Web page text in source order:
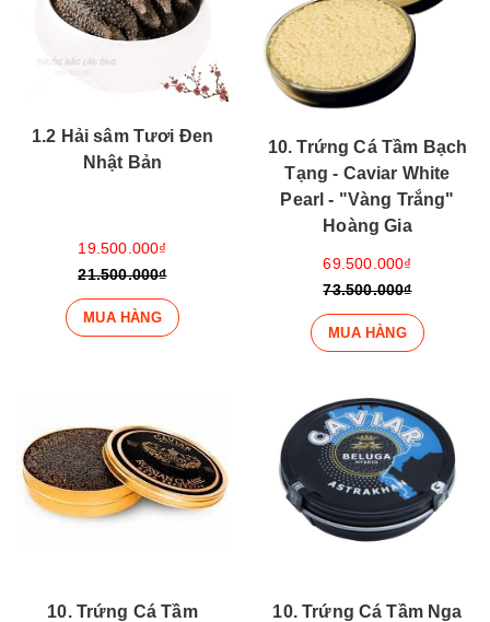
1.2 Hải sâm Tươi Đen
Nhật Bản
19.500.000₫
21.500.000₫
MUA HÀNG
10. Trứng Cá Tầm Bạch
Tạng - Caviar White
Pearl - "Vàng Trắng"
Hoàng Gia
69.500.000₫
73.500.000₫
MUA HÀNG
10. Trứng Cá Tầm
10. Trứng Cá Tầm Nga